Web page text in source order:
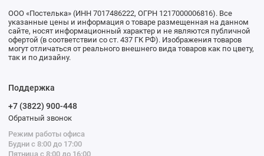
ООО «Постелька» (ИНН 7017486222, ОГРН 1217000006816). Все
указанные цены и информация о товаре размещенная на данном
сайте, носят информационный характер и не являются публичной
офертой (в соответствии со ст. 437 ГК РФ). Изображения товаров
могут отличаться от реального внешнего вида товаров как по цвету,
так и по дизайну.
Поддержка
+7 (3822) 900-448
Обратный звонок
Режим работы офиса
Будни с 8:00 до 17:00
Пятница с 8:00 до 16:00